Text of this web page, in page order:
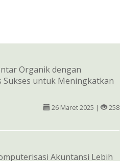
Organik dengan
Sukses untuk Meningkatkan
26 Maret 2025 | 258
Akuntansi Lebih